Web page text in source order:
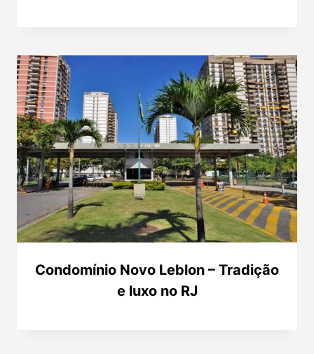
Condomínio Novo Leblon – Tradição
e luxo no RJ